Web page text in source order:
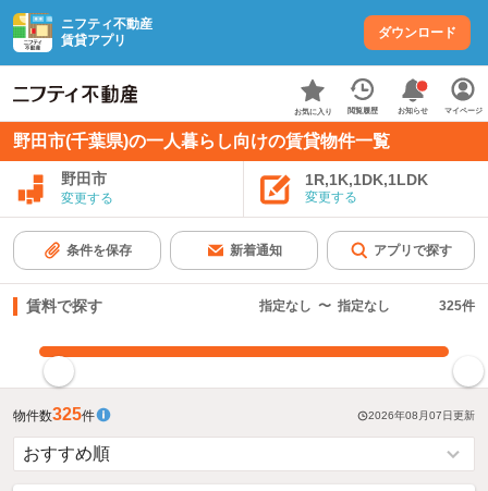
ニフティ不動産
賃貸アプリ
ダウンロード
お気に入り 閲覧履歴 お知らせ マイページ
野田市(千葉県)の一人暮らし向けの賃貸物件一覧
野田市
変更する
1R,1K,1DK,1LDK
変更する
条件を保存 新着通知 アプリで探す
賃料で探す 指定なし 〜 指定なし 325件
物件数325件 2026年08月07日更新